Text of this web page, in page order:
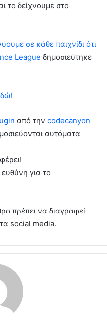
το δείχνουμε στο
σε κάθε παιχνίδι ότι
League δημοσιεύτηκε
από την codecanyon
αυτόματα
για το
πρέπει να διαγραφεί
social media.